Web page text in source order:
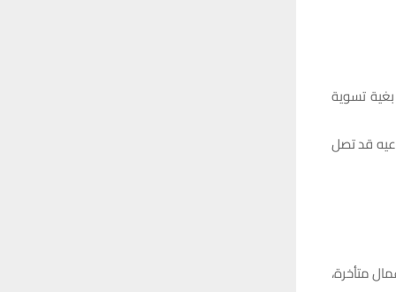
تسوية
قد تصل
متأخرة،